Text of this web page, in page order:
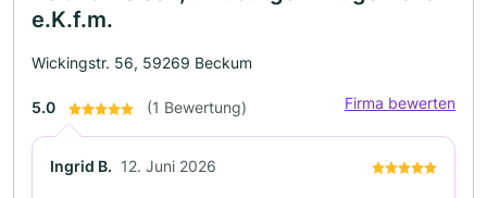
e.K.f.m.
Wickingstr. 56, 59269 Beckum
5.0 (1 Bewertung) Firma bewerten
Ingrid B. 12. Juni 2026